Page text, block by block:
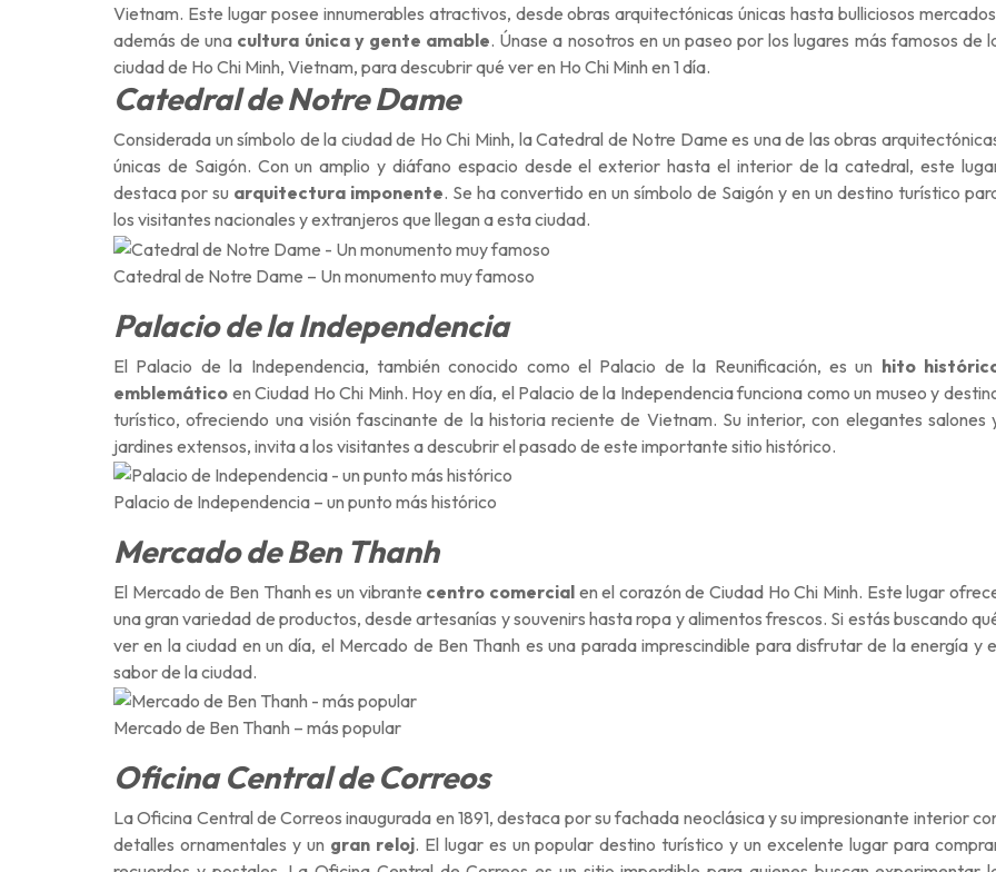
Vietnam. Este lugar posee innumerables atractivos, desde obras arquitectónicas únicas hasta bulliciosos
además de una cultura única y gente amable. Únase a nosotros en un paseo por los lugares más famosos de
ciudad de Ho Chi Minh, Vietnam, para descubrir qué ver en Ho Chi Minh en 1 día.
Catedral de Notre Dame
Considerada un símbolo de la ciudad de Ho Chi Minh, la Catedral de Notre Dame es una de las obras
únicas de Saigón. Con un amplio y diáfano espacio desde el exterior hasta el interior de la catedral, este
destaca por su arquitectura imponente. Se ha convertido en un símbolo de Saigón y en un destino turístico
los visitantes nacionales y extranjeros que llegan a esta ciudad.
Catedral de Notre Dame – Un monumento muy famoso
Palacio de la Independencia
El Palacio de la Independencia, también conocido como el Palacio de la Reunificación, es un hito
emblemático en Ciudad Ho Chi Minh. Hoy en día, el Palacio de la Independencia funciona comoun museo y
turístico, ofreciendo una visión fascinante de la historia reciente de Vietnam. Su interior, con elegantes salones
jardines extensos, invita a los visitantes a descubrir el pasado de este importante sitio histórico.
Palacio de Independencia – un punto más histórico
Mercado de Ben Thanh
El Mercado de Ben Thanh es un vibrante centro comercial en el corazón de Ciudad Ho Chi Minh. Este lugar
una gran variedad de productos, desde artesanías y souvenirs hastaropa yalimentos frescos. Si estás buscando
ver en la ciudad en un día, el Mercado de Ben Thanh es una parada imprescindible para disfrutar de la energía y
sabor de la ciudad.
Mercado de Ben Thanh – más popular
Oficina Central de Correos
La Oficina Central de Correos inaugurada en 1891, destaca por su fachada neoclásica y su impresionante interior
detalles ornamentales y un gran reloj. El lugar es un popular destino turístico y un excelente lugar para